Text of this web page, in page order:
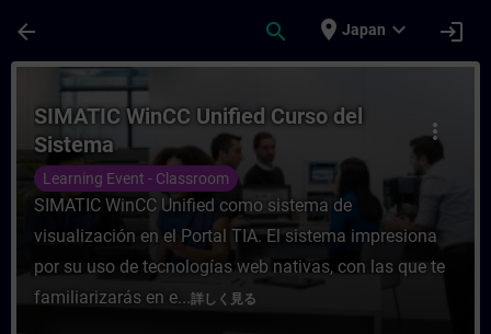
arrow_back search place Japan expand_more login
コース - SIMATIC WinCC Unified Curso
more_vert
SIMATIC WinCC Unified Curso del
Sistema
Learning Event - Classroom
SIMATIC WinCC Unified como sistema de
visualización en el Portal TIA. El sistema impresiona
por su uso de tecnologías web nativas, con las que te
familiarizarás en e...詳しく見る